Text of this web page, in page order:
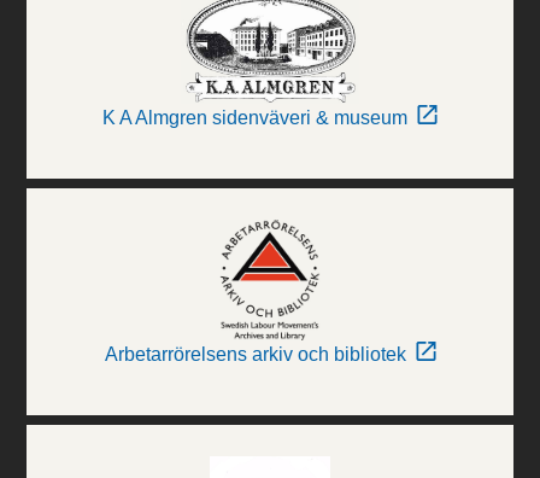
K A Almgren sidenväveri & museum
Arbetarrörelsens arkiv och bibliotek